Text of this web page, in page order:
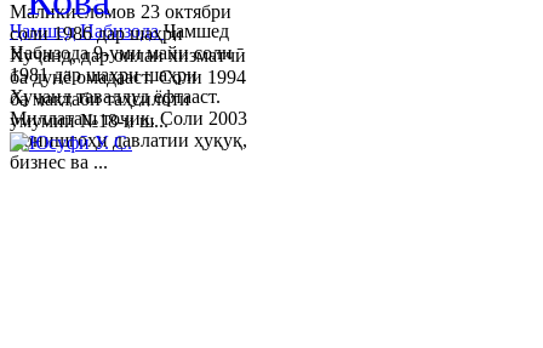
Ҷамшед НабизодаҶамшед
Набизода 9-уми майи соли
1981 дар шаҳри шаҳри
Хуҷанд таваллуд ёфтааст.
Миллаташ тоҷик. Соли 2003
Донишгоҳи давлатии ҳуқуқ,
бизнес ва ...
Маликисломов 23 октябри
соли 1986 дар шаҳри
Хуҷанд, дар оилаи хизматчӣ
ба дунё омадааст. Соли 1994
ба мактаби таҳсилоти
умумии №18-и ш...